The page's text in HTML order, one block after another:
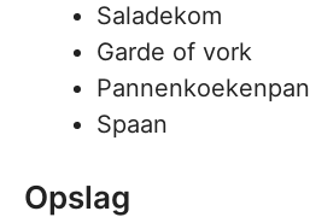
Saladekom
Garde of vork
Pannenkoekenpan
Spaan
Opslag